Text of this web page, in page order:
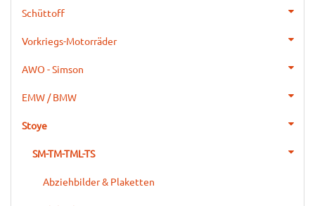
Schüttoff
Vorkriegs-Motorräder
AWO - Simson
EMW / BMW
Stoye
SM-TM-TML-TS
Abziehbilder & Plaketten